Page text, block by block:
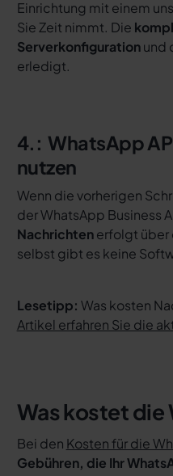
Einrichtung mit einem
Sie Zeit nimmt. Die
Serverkonfigurationund
erledigt.
4.: WhatsApp
nutzen
Wenn die vorherigen
der WhatsApp Business
Nachrichtenerfolgt über
selbst gibt es keine
Lesetipp: Was kosten
Artikel erfahren Sie die
Was kostet die
Bei den Kosten für die
Gebühren, die Ihr